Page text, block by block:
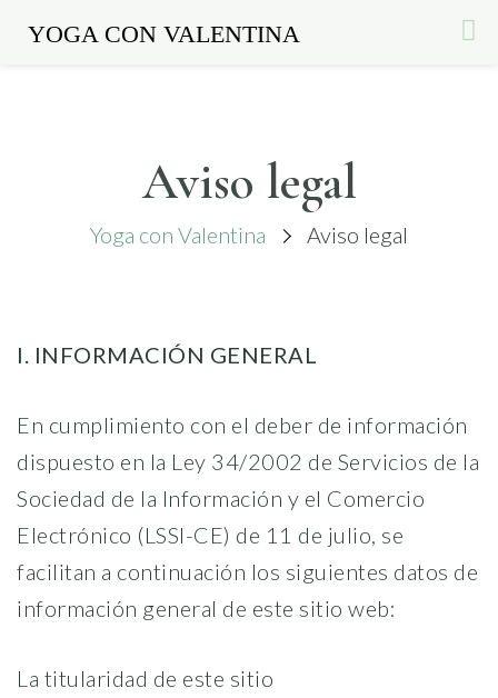
Aviso legal
Yoga con Valentina Aviso legal
I. INFORMACIÓN GENERAL
En cumplimiento con el deber de información
dispuesto en la Ley 34/2002 de Servicios de la
Sociedad de la Información y el Comercio
Electrónico (LSSI-CE) de 11 de julio, se
facilitan a continuación los siguientes datos de
información general de este sitio web:
La titularidad de este sitio
YOGA CON VALENTINA